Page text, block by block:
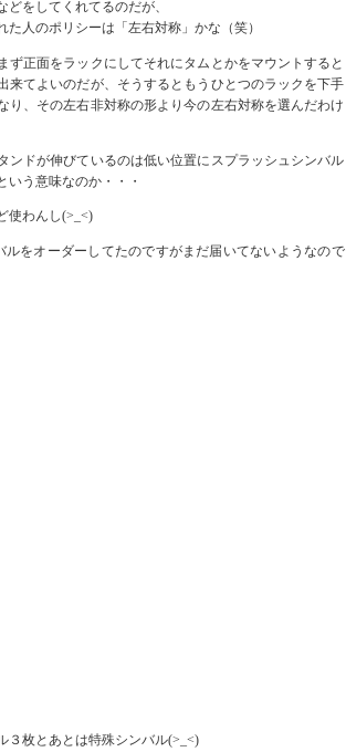
をしてくれてるのだが、
人のポリシーは「左右対称」かな（笑）
ず正面をラックにしてそれにタムとかをマウントすると
来てよいのだが、そうするともうひとつのラックを下手
り、その左右非対称の形より今の左右対称を選んだわけ
ンドが伸びているのは低い位置にスプラッシュシンバル
いう意味なのか・・・
使わんし(>_<)
ルをオーダーしてたのですがまだ届いてないようなので
３枚とあとは特殊シンバル(>_<)